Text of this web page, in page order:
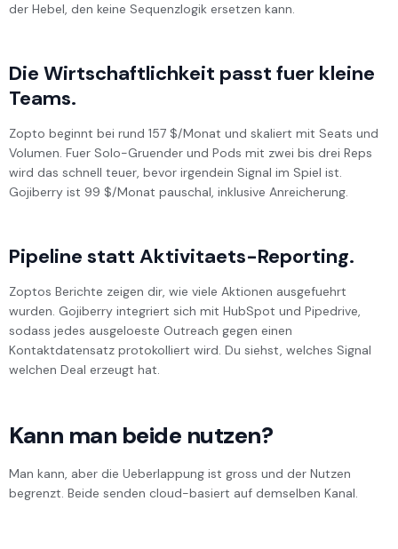
der Hebel, den keine Sequenzlogik ersetzen kann.
Die Wirtschaftlichkeit passt fuer kleine
Teams.
Zopto beginnt bei rund 157 $/Monat und skaliert mit Seats und
Volumen. Fuer Solo-Gruender und Pods mit zwei bis drei Reps
wird das schnell teuer, bevor irgendein Signal im Spiel ist.
Gojiberry ist 99 $/Monat pauschal, inklusive Anreicherung.
Pipeline statt Aktivitaets-Reporting.
Zoptos Berichte zeigen dir, wie viele Aktionen ausgefuehrt
wurden. Gojiberry integriert sich mit HubSpot und Pipedrive,
sodass jedes ausgeloeste Outreach gegen einen
Kontaktdatensatz protokolliert wird. Du siehst, welches Signal
welchen Deal erzeugt hat.
Kann man beide nutzen?
Man kann, aber die Ueberlappung ist gross und der Nutzen
begrenzt. Beide senden cloud-basiert auf demselben Kanal.